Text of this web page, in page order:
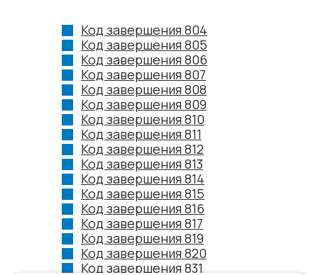
Код завершения 804
Код завершения 805
Код завершения 806
Код завершения 807
Код завершения 808
Код завершения 809
Код завершения 810
Код завершения 811
Код завершения 812
Код завершения 813
Код завершения 814
Код завершения 815
Код завершения 816
Код завершения 817
Код завершения 819
Код завершения 820
Код завершения 831